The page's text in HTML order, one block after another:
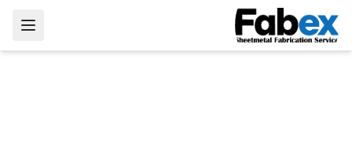
Skip to main content